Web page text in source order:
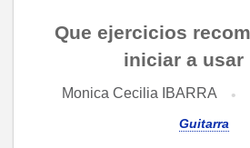
Que ejercicios
iniciar a usar
Monica Cecilia IBARRA
Guitarra